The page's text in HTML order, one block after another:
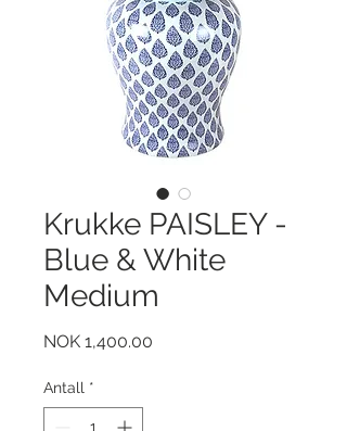
Krukke PAISLEY -
Blue & White
Medium
NOK 1,400.00
Antall *